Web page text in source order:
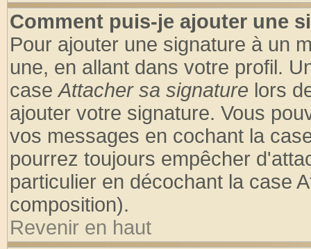
Comment puis-je ajouter une
Pour ajouter une signature à un
une, en allant dans votre profil.
caseAttacher sa signature lors
ajouter votre signature. Vous
vos messages en cochant la
pourrez toujours empêcher
particulier en décochant la case
composition).
Revenir en haut